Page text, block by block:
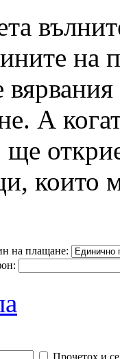
на
А
които
на плащане:
Прочетох и